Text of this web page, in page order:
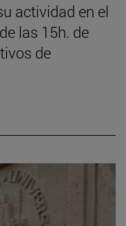
actividad en el
las 15h. de
de